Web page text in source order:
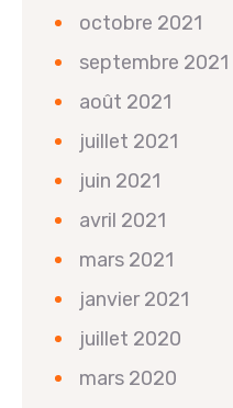
octobre 2021
septembre 2021
août 2021
juillet 2021
juin 2021
avril 2021
mars 2021
janvier 2021
juillet 2020
mars 2020